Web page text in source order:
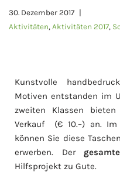
30. Dezember 2017
Aktivitäten, Aktivitäten 2017,
Kunstvolle
Motiven entstanden im
zweiten Klassen
Verkauf (€ 10.–) an. Im
können Sie diese
erwerben. Der
Hilfsprojekt zu Gute.